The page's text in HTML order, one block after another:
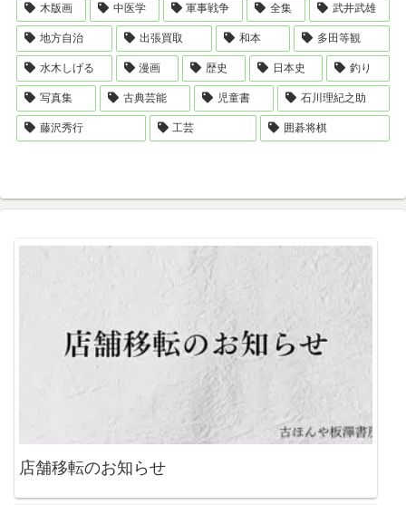
木版画 中医学 軍事戦争 全集 武井武雄
地方自治 出張買取 和本 多田等観
水木しげる 漫画 歴史 日本史 釣り
写真集 古典芸能 児童書 石川理紀之助
藤沢秀行 工芸 囲碁将棋
店舗移転のお知らせ